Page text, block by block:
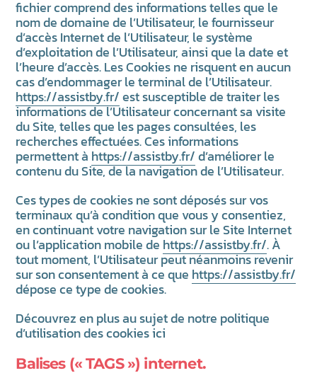
fichier comprend des informations telles que le
nom de domaine de l’Utilisateur, le fournisseur
d’accès Internet de l’Utilisateur, le système
d’exploitation de l’Utilisateur, ainsi que la date et
l’heure d’accès. Les Cookies ne risquent en aucun
cas d’endommager le terminal de l’Utilisateur.
https://assistby.fr/est susceptible de traiter les
informations de l’Utilisateur concernant sa visite
du Site, telles que les pages consultées, les
recherches effectuées. Ces informations
permettent à https://assistby.fr/d’améliorer le
contenu du Site, de la navigation de l’Utilisateur.
Ces types de cookies ne sont déposés sur vos
terminaux qu’à condition que vous y consentiez,
en continuant votre navigation sur le Site Internet
ou l’application mobile de https://assistby.fr/. À
tout moment, l’Utilisateur peut néanmoins revenir
sur son consentement à ce que https://assistby.fr/
dépose ce type de cookies.
Découvrez en plus au sujet de notre politique
d’utilisation des cookies ici
Balises (« TAGS ») internet.